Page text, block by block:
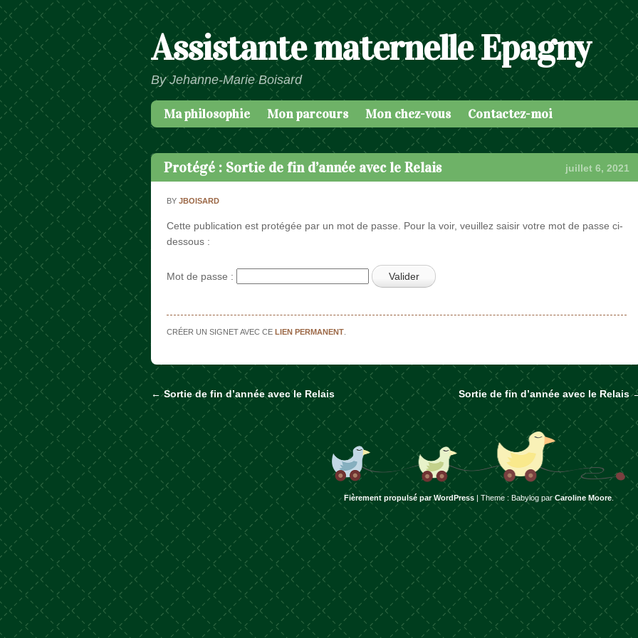
Assistante maternelle Epagny
By Jehanne-Marie Boisard
Menu
Passer au contenu
Ma philosophie Mon parcours Mon chez-vous Contactez-moi
Protégé : Sortie de fin d’année avec le Relais juillet 6, 2021
BYJBOISARD
Cette publication est protégée par un mot de passe. Pour la voir, veuillez saisir votre mot de passe ci-
dessous :
Mot de passe :
CRÉER UN SIGNET AVEC CELIEN PERMANENT
Naviguer dans les articles
←Sortie de fin d’année avec le Relais Sortie de fin d’année avec le Relais
Fièrement propulsé par WordPress Theme : Babylog parCaroline Moore.